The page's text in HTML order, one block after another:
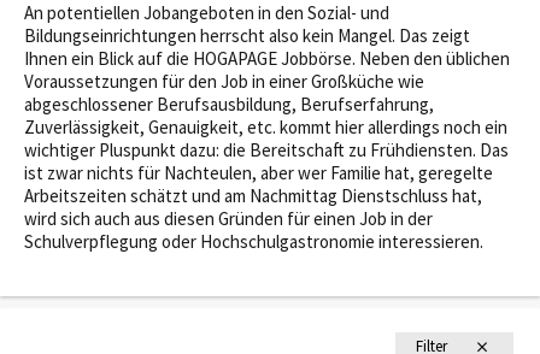
Filter
An potentiellen Jobangeboten in den Sozial- und
Bildungseinrichtungen herrscht also kein Mangel. Das zeigt
Ihnen ein Blick auf die HOGAPAGE Jobbörse. Neben den üblichen
Voraussetzungen für den Job in einer Großküche wie
abgeschlossener Berufsausbildung, Berufserfahrung,
Zuverlässigkeit, Genauigkeit, etc. kommt hier allerdings noch ein
wichtiger Pluspunkt dazu: die Bereitschaft zu Frühdiensten. Das
ist zwar nichts für Nachteulen, aber wer Familie hat, geregelte
Arbeitszeiten schätzt und am Nachmittag Dienstschluss hat,
wird sich auch aus diesen Gründen für einen Job in der
Schulverpflegung oder Hochschulgastronomie interessieren.